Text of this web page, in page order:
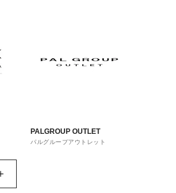
PALGROUP OUTLET
パルグループアウトレット